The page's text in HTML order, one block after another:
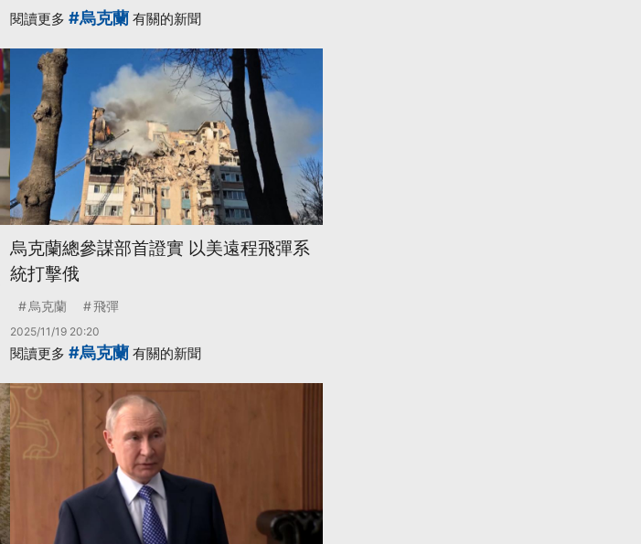
閱讀更多 #烏克蘭 有關的新聞
烏克蘭總參謀部首證實 以美遠程飛彈系
統打擊俄
烏克蘭 飛彈
2025/11/19 20:20
閱讀更多 #烏克蘭 有關的新聞